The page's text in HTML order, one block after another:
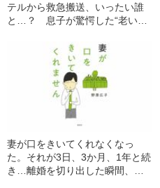
テルから救急搬送、いったい誰
と…？ 息子が驚愕した“老いた
妻が口をきいてくれなくなっ
た。それが3日、3か月、1年と続
き…離婚を切り出した瞬間、妻